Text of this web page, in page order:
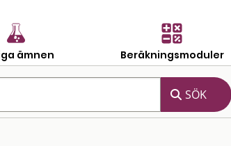
ämnen Beräkningsmoduler